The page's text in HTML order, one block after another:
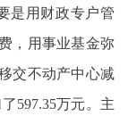
是用财政专户管
，用事业基金弥
交不动产中心减
597.35万元。主